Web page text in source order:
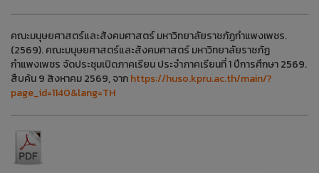
คณะมนุษยศาสตร์และสังคมศาสตร์ มหาวิทยาลัยราชภัฏกำแพงเพชร.
(2569). คณะมนุษยศาสตร์และสังคมศาสตร์ มหาวิทยาลัยราชภัฏ
กำแพงเพชร จัดประชุมเปิดภาคเรียน ประจำภาคเรียนที่ 1 ปีการศึกษา 2569.
สืบค้น 9 สิงหาคม 2569, จากhttps://huso.kpru.ac.th/main/?
page_id=1140&lang=TH